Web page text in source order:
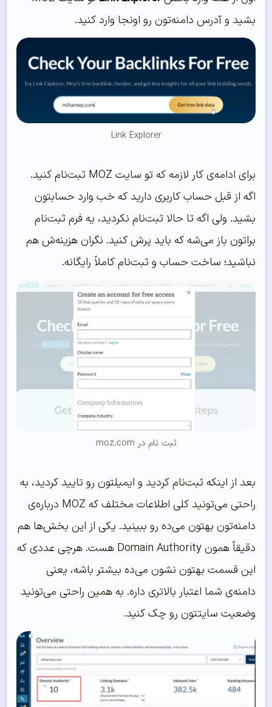
بشید و آدرس دامنه‌تون رو اونجا وارد کنید.
Link Explorer
برای ادامه‌ی کار لازمه که تو سایت MOZ ثبت‌نام کنید.
اگه از قبل حساب کاربری دارید که خب وارد حسابتون
بشید. ولی اگه تا حالا ثبت‌نام نکردید، یه فرم ثبت‌نام
براتون باز می‌شه که باید پرش کنید. نگران هزینه‌ش هم
نباشید؛ ساخت حساب و ثبت‌نام کاملاً رایگانه.
ثبت نام در moz.com
بعد از اینکه ثبت‌نام کردید و ایمیلتون رو تایید کردید، به
راحتی می‌تونید کلی اطلاعات مختلف که MOZ درباره‌ی
دامنه‌تون بهتون می‌ده رو ببینید. یکی از این بخش‌ها هم
دقیقاً همون Domain Authority هست. هرچی عددی که
این قسمت بهتون نشون می‌ده بیشتر باشه، یعنی
دامنه‌ی شما اعتبار بالاتری داره. به همین راحتی می‌تونید
وضعیت سایتتون رو چک کنید.